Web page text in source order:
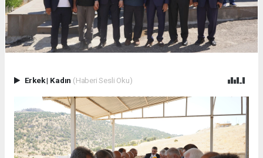
Erkek| Kadın (Haberi Sesli Oku)